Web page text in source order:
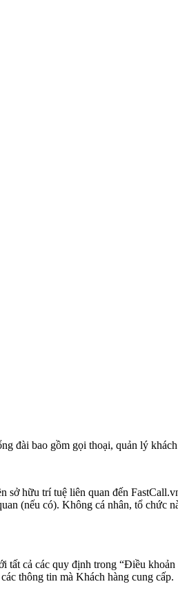
đài bao gồm gọi thoại, quản lý
sở hữu trí tuệ liên quan đến
(nếu có). Không cá nhân, tổ chức
cả các quy định trong “Điều
thông tin mà Khách hàng cung cấp.